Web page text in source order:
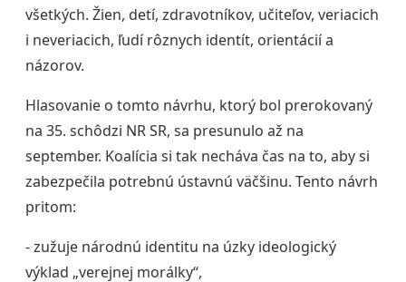
všetkých. Žien, detí, zdravotníkov, učiteľov, veriacich
i neveriacich, ľudí rôznych identít, orientácií a
názorov.
Hlasovanie o tomto návrhu, ktorý bol prerokovaný
na 35. schôdzi NR SR, sa presunulo až na
september. Koalícia si tak necháva čas na to, aby si
zabezpečila potrebnú ústavnú väčšinu. Tento návrh
pritom:
- zužuje národnú identitu na úzky ideologický
výklad „verejnej morálky“,